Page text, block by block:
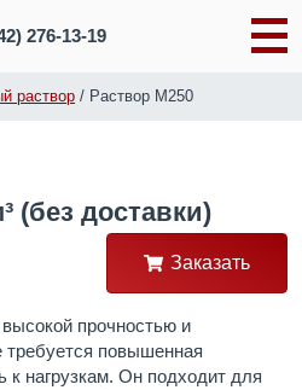
276-13-19
раствор / Раствор М250
(без доставки)
Заказать
прочностью и
требуется повышенная
к нагрузкам. Он подходит для